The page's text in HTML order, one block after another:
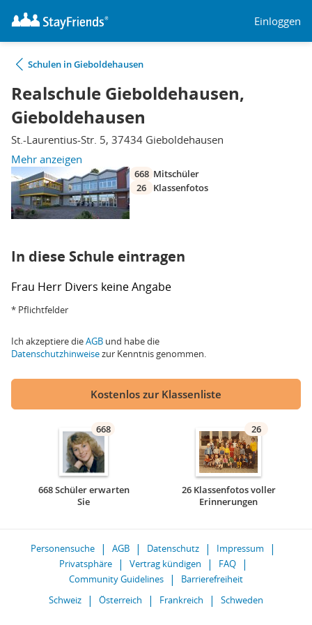
Einloggen
Schulen in Gieboldehausen
Realschule Gieboldehausen,
Gieboldehausen
St.-Laurentius-Str. 5, 37434 Gieboldehausen
Mehr anzeigen
668 Mitschüler
26
Klassenfotos
In diese Schule eintragen
Frau Herr Divers keine Angabe
* Pflichtfelder
Ich akzeptiere dieAGB und habe die
Datenschutzhinweisezur Kenntnis genommen.
Kostenlos zur Klassenliste
668
668 Schüler erwarten
Sie
26
26 Klassenfotos voller
Erinnerungen
Personensuche AGB Datenschutz
Impressum
Privatsphäre
Vertrag kündigen
FAQ
Community Guidelines
Barrierefreiheit
Schweiz
Österreich Frankreich Schweden